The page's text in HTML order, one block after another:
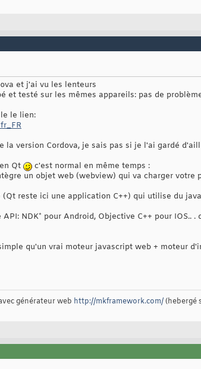
et j'ai vu les lenteurs
et testé sur les mêmes appareils: pas de
le lien:
la version Cordova, je sais pas si je l'ai gardé
Qt
c'est normal en même temps :
un objet web (webview) qui va charger votre
reste ici une application C++) qui utilise du
NDK* pour Android, Objective C++ pour IOS..
qu'un vrai moteur javascript web + moteur
générateur web http://mkframework.com/(hebergé